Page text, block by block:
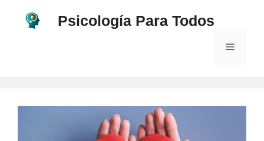
Psicología Para Todos
Menú